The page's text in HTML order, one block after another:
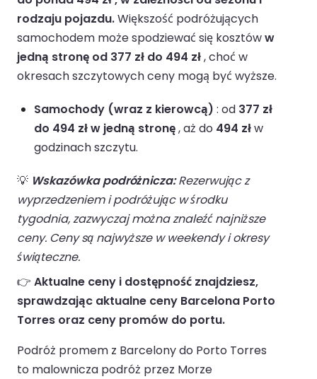
rodzaju pojazdu.Większość podróżujących
samochodem może spodziewać się kosztóww
jedną stronę od 377 zł do 494 zł, choć w
okresach szczytowych ceny mogą być wyższe.
Samochody (wraz z kierowcą) : od 377 zł
do 494 zł w jedną stronę, aż do 494 złw
godzinach szczytu.
💡 Wskazówka podróżnicza:Rezerwując z
wyprzedzeniem i podróżując w środku
tygodnia, zazwyczaj można znaleźć najniższe
ceny. Ceny są najwyższe w weekendy i okresy
świąteczne.
👉 Aktualne ceny i dostępność znajdziesz,
sprawdzając aktualne ceny Barcelona Porto
Torres oraz ceny promów do portu.
Podróż promem z Barcelony do Porto Torres
to malownicza podróż przez Morze